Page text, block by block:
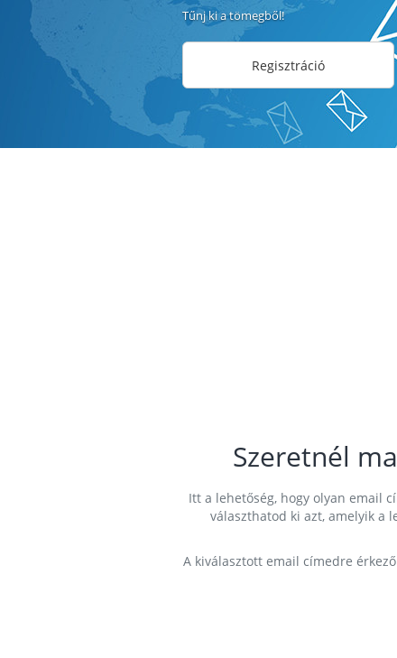
Tűnj ki a tömegből!
Regisztráció
Szeretnél
Itt a lehetőség, hogy olyan email
választhatod ki azt, amelyik a
A kiválasztott email címedre